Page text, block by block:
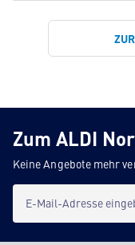
Zum ALDI
Keine Angebote mehr
E-Mail-Adresse